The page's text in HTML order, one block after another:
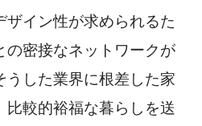
ザイン性が求められるた
の密接なネットワークが
うした業界に根差した家
比較的裕福な暮らしを送